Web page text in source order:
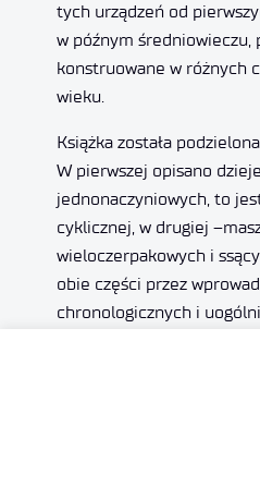
tych urządzeń od
w późnym średniowieczu,
konstruowane w różnych
wieku.
Książka została
W pierwszej opisano
jednonaczyniowych, to
cyklicznej, w drugiej
wieloczerpakowych i
obie części przez
chronologicznych i